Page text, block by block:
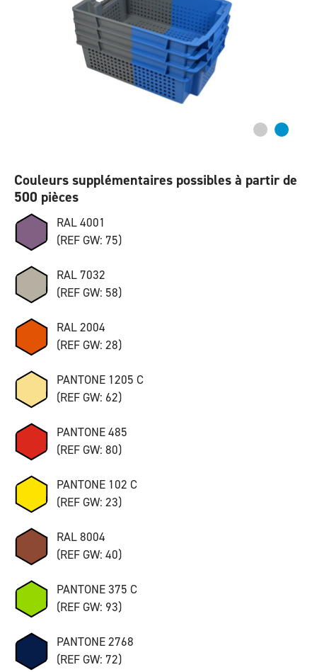
Couleurs supplémentaires possibles à partir de
500 pièces
RAL 4001
(REF GW: 75)
RAL 7032
(REF GW: 58)
RAL 2004
(REF GW: 28)
PANTONE 1205 C
(REF GW: 62)
PANTONE 485
(REF GW: 80)
PANTONE 102 C
(REF GW: 23)
RAL 8004
(REF GW: 40)
PANTONE 375 C
(REF GW: 93)
PANTONE 2768
(REF GW: 72)